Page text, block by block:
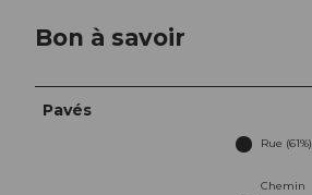
Bon à savoir
Pavés
Rue (61%)
Chemin